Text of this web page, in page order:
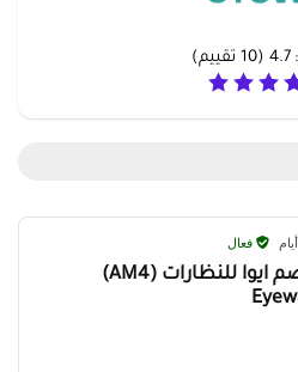
4.7
(
10 تقييم)
فعال
كود خصم ايوا للنظارات (AM4)